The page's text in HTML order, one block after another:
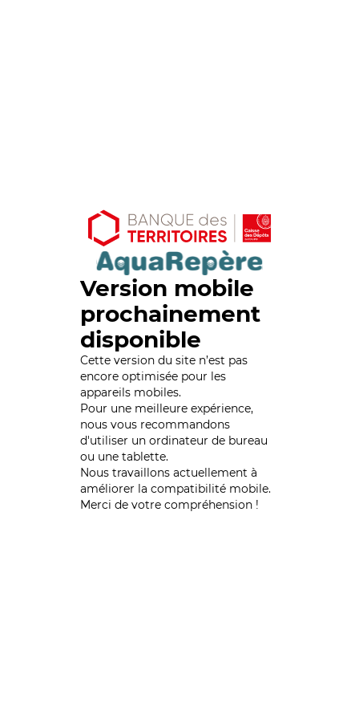
Version mobile
prochainement
disponible
Cette version du site n’est pas
encore optimisée pour les
appareils mobiles.
Pour une meilleure expérience,
nous vous recommandons
d'utiliser un ordinateur de bureau
ou une tablette.
Nous travaillons actuellement à
améliorer la compatibilité mobile.
Merci de votre compréhension !